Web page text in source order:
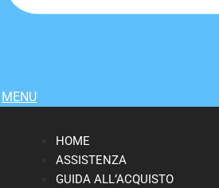
MENU
HOME
ASSISTENZA
GUIDA ALL’ACQUISTO